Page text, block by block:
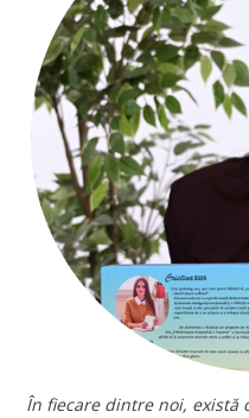
În fiecare dintre noi, există